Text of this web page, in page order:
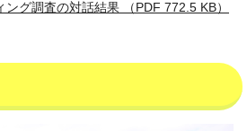
グ調査の対話結果 （PDF 772.5 KB）